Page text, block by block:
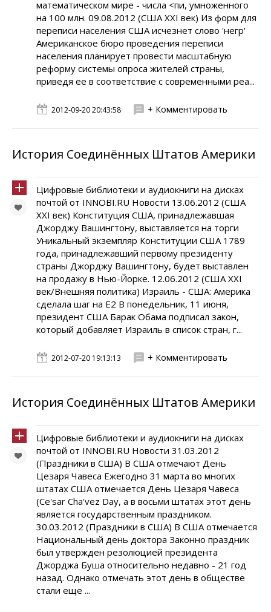
математическом мире - числа <пи, умноженного
на 100 млн. 09.08.2012 (США XXI век) Из форм для
переписи населения США исчезнет слово 'негр'
Американское бюро проведения переписи
населения планирует провести масштабную
реформу системы опроса жителей страны,
приведя ее в соответствие с современными реа...
2012-09-20 20:43:58 + Комментировать
История Соединённых Штатов Америки
Цифровые библиотеки и аудиокниги на дисках
почтой от INNOBI.RU Новости 13.06.2012 (США
XXI век) Конституция США, принадлежавшая
Джорджу Вашингтону, выставляется на торги
Уникальный экземпляр Конституции США 1789
года, принадлежавший первому президенту
страны Джорджу Вашингтону, будет выставлен
на продажу в Нью-Йорке. 12.06.2012 (США XXI
век/Внешняя политика) Израиль - США: Америка
сделала шаг на Е2 В понедельник, 11 июня,
президент США Барак Обама подписал закон,
который добавляет Израиль в список стран, г...
2012-07-20 19:13:13 + Комментировать
История Соединённых Штатов Америки
Цифровые библиотеки и аудиокниги на дисках
почтой от INNOBI.RU Новости 31.03.2012
(Праздники в США) В США отмечают День
Цезаря Чавеса Ежегодно 31 марта во многих
штатах США отмечается День Цезаря Чавеса
(Ce'sar Cha'vez Day, а в восьми штатах этот день
является государственным праздником.
30.03.2012 (Праздники в США) В США отмечается
Национальный день доктора Законно праздник
был утвержден резолюцией президента
Джорджа Буша относительно недавно - 21 год
назад. Однако отмечать этот день в обществе
стали еще ...